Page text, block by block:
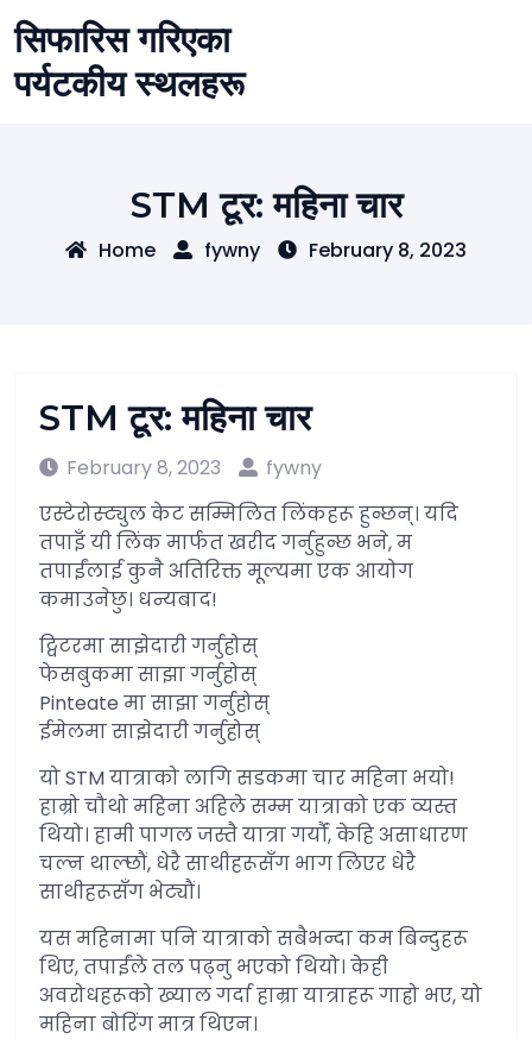
Skip
to
content
सिफारिस गरिएका
पर्यटकीय स्थलहरू
STM टूर: महिना चार
Home fywny February 8, 2023
STM टूर: महिना चार
February 8, 2023
fywny
एस्टेरोस्ट्युल केट सम्मिलित लिंकहरू हुन्छन्। यदि
तपाइँ यी लिंक मार्फत खरीद गर्नुहुन्छ भने, म
तपाईंलाई कुनै अतिरिक्त मूल्यमा एक आयोग
कमाउनेछु। धन्यबाद!
ट्विटरमा साझेदारी गर्नुहोस्
फेसबुकमा साझा गर्नुहोस्
Pinteate मा साझा गर्नुहोस्
ईमेलमा साझेदारी गर्नुहोस्
यो STM यात्राको लागि सडकमा चार महिना भयो!
हाम्रो चौथो महिना अहिले सम्म यात्राको एक व्यस्त
थियो। हामी पागल जस्तै यात्रा गर्यौं, केहि असाधारण
चल्न थाल्छौं, धेरै साथीहरूसँग भाग लिएर धेरै
साथीहरूसँग भेट्यौं।
यस महिनामा पनि यात्राको सबैभन्दा कम बिन्दुहरू
थिए, तपाईंले तल पढ्नु भएको थियो। केही
अवरोधहरूको ख्याल गर्दा हाम्रा यात्राहरू गाह्रो भए, यो
महिना बोरिंग मात्र थिएन।